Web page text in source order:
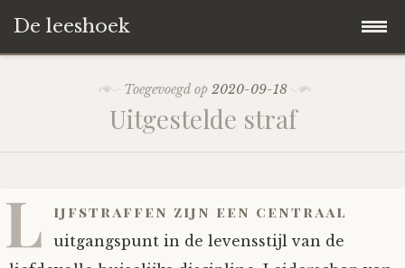
De leeshoek
De Leeshoek
Wie zijn we?
De hele kast
HD-Archief
Toegevoegd op 2020-09-18
Uitgestelde straf
L ijfstraffen zijn een centraal
uitgangspunt in de levensstijl van de